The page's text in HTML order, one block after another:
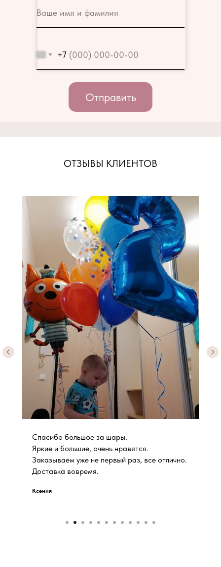
+7
Отправить
ОТЗЫВЫ КЛИЕНТОВ
Спасибо большое за шары.
Яркие и большие, очень нравятся.
Заказываем уже не первый раз, все отлично.
Доставка вовремя.
Ксения